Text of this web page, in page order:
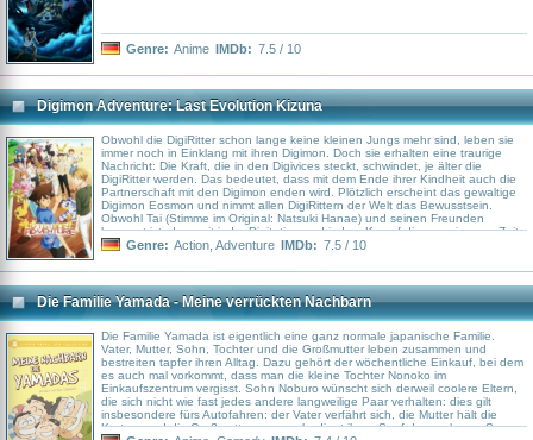
Genre: Anime IMDb: 7.5 / 10
Digimon Adventure: Last Evolution Kizuna
Obwohl die DigiRitter schon lange keine kleinen Jungs mehr sind, leben sie
immer noch in Einklang mit ihren Digimon. Doch sie erhalten eine traurige
Nachricht: Die Kraft, die in den Digivices steckt, schwindet, je älter die
DigiRitter werden. Das bedeutet, dass mit dem Ende ihrer Kindheit auch die
Partnerschaft mit den Digimon enden wird. Plötzlich erscheint das gewaltige
Digimon Eosmon und nimmt allen DigiRittern der Welt das Bewusstsein.
Obwohl Tai (Stimme im Original: Natsuki Hanae) und seinen Freunden
bewusst ist, dass mit jeder Digitation und jedem Kampf die gemeinsame Zeit
weiter verkürzt wird, sehen sie keinen anderen Ausweg, als in einem letzten
Genre: Action Adventure IMDb: 7.5 / 10
Die Familie Yamada - Meine verrückten Nachbarn
Die Familie Yamada ist eigentlich eine ganz normale japanische Familie.
Vater, Mutter, Sohn, Tochter und die Großmutter leben zusammen und
bestreiten tapfer ihren Alltag. Dazu gehört der wöchentliche Einkauf, bei dem
es auch mal vorkommt, dass man die kleine Tochter Nonoko im
Einkaufszentrum vergisst. Sohn Noburo wünscht sich derweil coolere Eltern,
die sich nicht wie fast jedes andere langweilige Paar verhalten: dies gilt
insbesondere fürs Autofahren: der Vater verfährt sich, die Mutter hält die
Karte – und die Großmutter muss unbedingt ihren Senf dazugeben... So